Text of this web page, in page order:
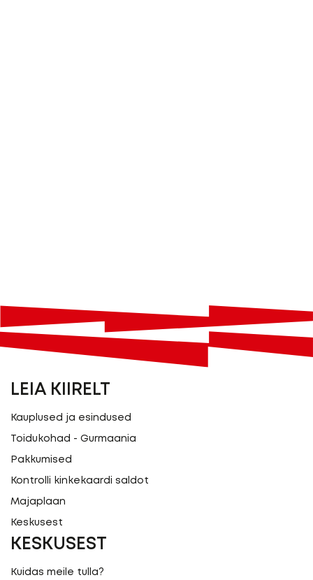
LEIA KIIRELT
Kauplused ja esindused
Toidukohad - Gurmaania
Pakkumised
Kontrolli kinkekaardi saldot
Majaplaan
Keskusest
KESKUSEST
Kuidas meile tulla?